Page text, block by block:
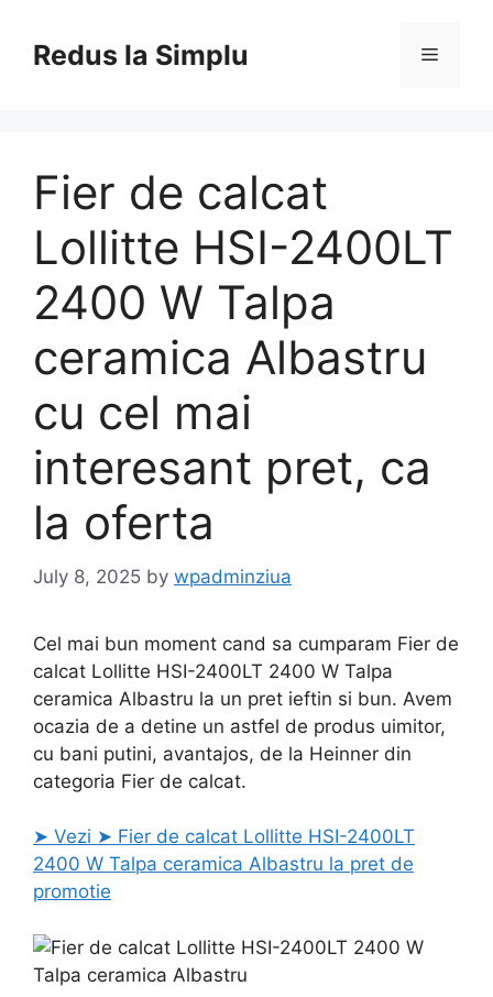
contentRedus la Simplu Menu
Fier de calcat
Lollitte HSI-2400LT
2400 W Talpa
ceramica Albastru
cu cel mai
interesant pret, ca
la oferta
July 8, 2025 by wpadminziua
Cel mai bun moment cand sa cumparam Fier de
calcat Lollitte HSI-2400LT 2400 W Talpa
ceramica Albastru la un pret ieftin si bun. Avem
ocazia de a detine un astfel de produs uimitor,
cu bani putini, avantajos, de la Heinner din
categoria Fier de calcat.
➤ Vezi ➤ Fier de calcat Lollitte HSI-2400LT
2400 W Talpa ceramica Albastru la pret de
promotie